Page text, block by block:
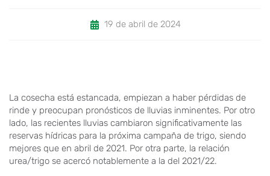
19 de abril de 2024
La cosecha está estancada, empiezan a haber pérdidas de
rinde y preocupan pronósticos de lluvias inminentes. Por otro
lado, las recientes lluvias cambiaron significativamente las
reservas hídricas para la próxima campaña de trigo, siendo
mejores que en abril de 2021. Por otra parte, la relación
urea/trigo se acercó notablemente a la del 2021/22.